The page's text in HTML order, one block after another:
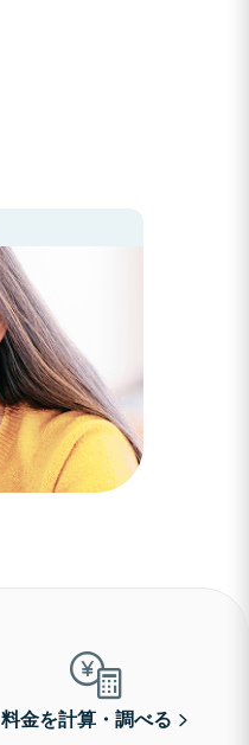
料金を計算・調べる